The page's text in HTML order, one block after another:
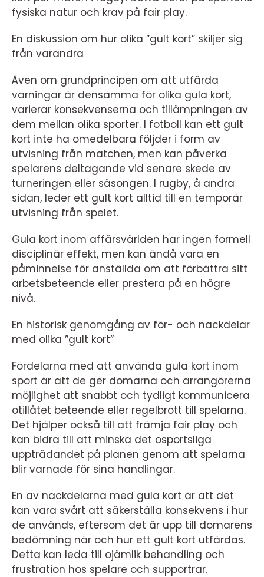
fysiska natur och krav på fair play.
En diskussion om hur olika ”gult kort” skiljer sig
från varandra
Även om grundprincipen om att utfärda
varningar är densamma för olika gula kort,
varierar konsekvenserna och tillämpningen av
dem mellan olika sporter. I fotboll kan ett gult
kort inte ha omedelbara följder i form av
utvisning från matchen, men kan påverka
spelarens deltagande vid senare skede av
turneringen eller säsongen. I rugby, å andra
sidan, leder ett gult kort alltid till en temporär
utvisning från spelet.
Gula kort inom affärsvärlden har ingen formell
disciplinär effekt, men kan ändå vara en
påminnelse för anställda om att förbättra sitt
arbetsbeteende eller prestera på en högre
nivå.
En historisk genomgång av för- och nackdelar
med olika ”gult kort”
Fördelarna med att använda gula kort inom
sport är att de ger domarna och arrangörerna
möjlighet att snabbt och tydligt kommunicera
otillåtet beteende eller regelbrott till spelarna.
Det hjälper också till att främja fair play och
kan bidra till att minska det osportsliga
uppträdandet på planen genom att spelarna
blir varnade för sina handlingar.
En av nackdelarna med gula kort är att det
kan vara svårt att säkerställa konsekvens i hur
de används, eftersom det är upp till domarens
bedömning när och hur ett gult kort utfärdas.
Detta kan leda till ojämlik behandling och
frustration hos spelare och supportrar.